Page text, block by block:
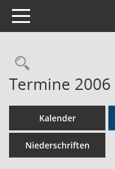
Toggle navigation
Termine 2006
Kalender
Niederschriften